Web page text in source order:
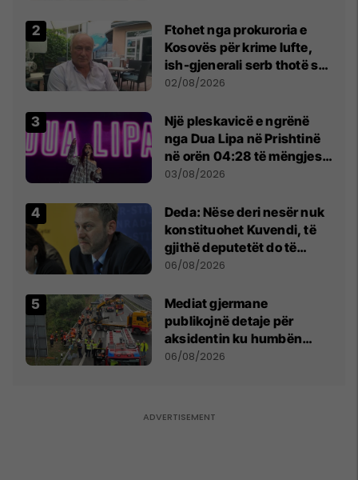
Ftohet nga prokuroria e
Kosovës për krime lufte,
ish-gjenerali serb thotë se
dikush e tradhtoi në
02/08/2026
Një pleskavicë e ngrënë
nga Dua Lipa në Prishtinë
në orën 04:28 të mëngjesit
- dhe bota digjitale serbe
03/08/2026
Deda: Nëse deri nesër nuk
konstituohet Kuvendi, të
gjithë deputetët do të
bëjnë shkelje të rëndë
06/08/2026
Mediat gjermane
publikojnë detaje për
aksidentin ku humbën
jetën tre mërgimtarë nga
06/08/2026